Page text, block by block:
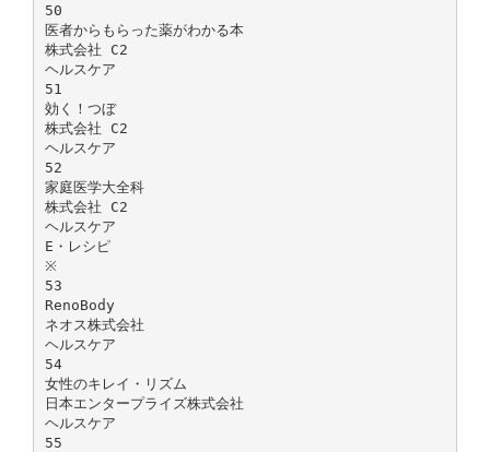
50
医者からもらった薬がわかる本
株式会社 C2
ヘルスケア
51
効く！つぼ
株式会社 C2
ヘルスケア
52
家庭医学大全科
株式会社 C2
ヘルスケア
E・レシピ
※
53
RenoBody
ネオス株式会社
ヘルスケア
54
女性のキレイ・リズム
日本エンタープライズ株式会社
ヘルスケア
55